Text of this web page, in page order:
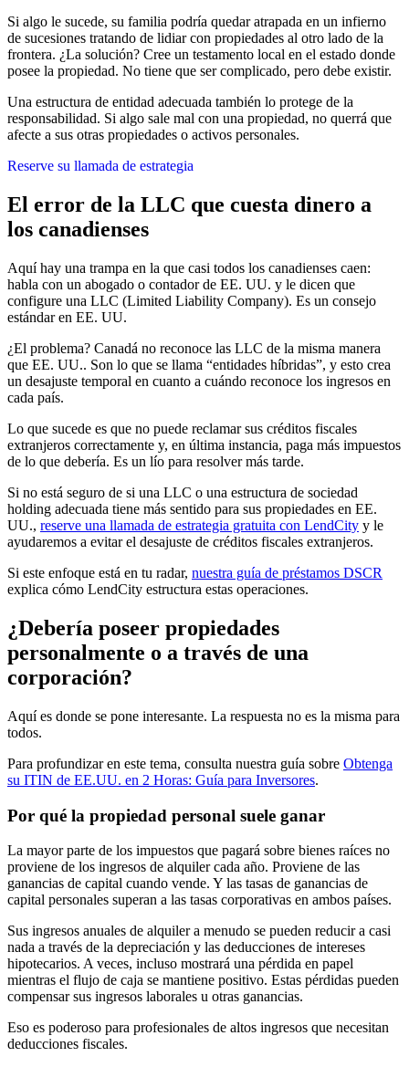
Si algo le sucede, su familia podría quedar atrapada en un infierno
de sucesiones tratando de lidiar con propiedades al otro lado de la
frontera. ¿La solución? Cree un testamento local en el estado donde
posee la propiedad. No tiene que ser complicado, pero debe existir.
Una estructura de entidad adecuada también lo protege de la
responsabilidad. Si algo sale mal con una propiedad, no querrá que
afecte a sus otras propiedades o activos personales.
Reserve su llamada de estrategia
El error de la LLC que cuesta dinero a
los canadienses
Aquí hay una trampa en la que casi todos los canadienses caen:
habla con un abogado o contador de EE. UU. y le dicen que
configure una LLC (Limited Liability Company). Es un consejo
estándar en EE. UU.
¿El problema? Canadá no reconoce las LLC de la misma manera
que EE. UU.. Son lo que se llama “entidades híbridas”, y esto crea
un desajuste temporal en cuanto a cuándo reconoce los ingresos en
cada país.
Lo que sucede es que no puede reclamar sus créditos fiscales
extranjeros correctamente y, en última instancia, paga más impuestos
de lo que debería. Es un lío para resolver más tarde.
Si no está seguro de si una LLC o una estructura de sociedad
holding adecuada tiene más sentido para sus propiedades en EE.
UU., reserve una llamada de estrategia gratuita con LendCity y le
ayudaremos a evitar el desajuste de créditos fiscales extranjeros.
Si este enfoque está en tu radar, nuestra guía de préstamos DSCR
explica cómo LendCity estructura estas operaciones.
¿Debería poseer propiedades
personalmente o a través de una
corporación?
Aquí es donde se pone interesante. La respuesta no es la misma para
todos.
Para profundizar en este tema, consulta nuestra guía sobre Obtenga
su ITIN de EE.UU. en 2 Horas: Guía para Inversores.
Por qué la propiedad personal suele ganar
La mayor parte de los impuestos que pagará sobre bienes raíces no
proviene de los ingresos de alquiler cada año. Proviene de las
ganancias de capital cuando vende. Y las tasas de ganancias de
capital personales superan a las tasas corporativas en ambos países.
Sus ingresos anuales de alquiler a menudo se pueden reducir a casi
nada a través de la depreciación y las deducciones de intereses
hipotecarios. A veces, incluso mostrará una pérdida en papel
mientras el flujo de caja se mantiene positivo. Estas pérdidas pueden
compensar sus ingresos laborales u otras ganancias.
Eso es poderoso para profesionales de altos ingresos que necesitan
deducciones fiscales.